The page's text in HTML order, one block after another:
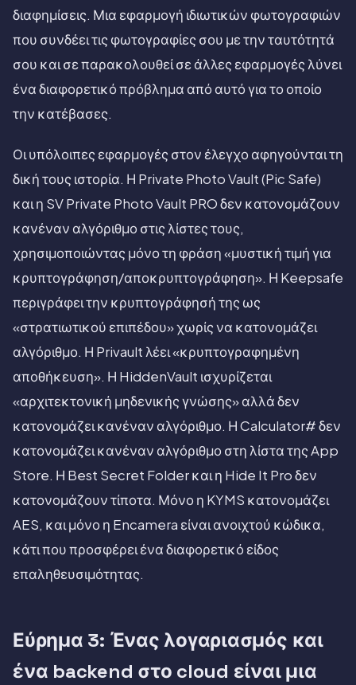
διαφημίσεις. Μια εφαρμογή ιδιωτικών φωτογραφιών
που συνδέει τις φωτογραφίες σου με την ταυτότητά
σου και σε παρακολουθεί σε άλλες εφαρμογές λύνει
ένα διαφορετικό πρόβλημα από αυτό για το οποίο
την κατέβασες.
Οι υπόλοιπες εφαρμογές στον έλεγχο αφηγούνται τη
δική τους ιστορία. Η Private Photo Vault (Pic Safe)
και η SV Private Photo Vault PRO δεν κατονομάζουν
κανέναν αλγόριθμο στις λίστες τους,
χρησιμοποιώντας μόνο τη φράση «μυστική τιμή για
κρυπτογράφηση/αποκρυπτογράφηση». Η Keepsafe
περιγράφει την κρυπτογράφησή της ως
«στρατιωτικού επιπέδου» χωρίς να κατονομάζει
αλγόριθμο. Η Privault λέει «κρυπτογραφημένη
αποθήκευση». Η HiddenVault ισχυρίζεται
«αρχιτεκτονική μηδενικής γνώσης» αλλά δεν
κατονομάζει κανέναν αλγόριθμο. Η Calculator# δεν
κατονομάζει κανέναν αλγόριθμο στη λίστα της App
Store. Η Best Secret Folder και η Hide It Pro δεν
κατονομάζουν τίποτα. Μόνο η KYMS κατονομάζει
AES, και μόνο η Encamera είναι ανοιχτού κώδικα,
κάτι που προσφέρει ένα διαφορετικό είδος
επαληθευσιμότητας.
Εύρημα 3: Ένας λογαριασμός και
ένα backend στο cloud είναι μια